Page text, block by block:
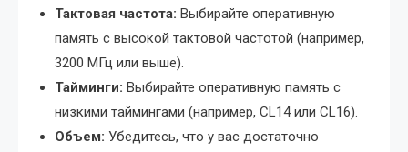
Тактовая частота: Выбирайте оперативную
память с высокой тактовой частотой (например,
3200 МГц или выше).
Тайминги: Выбирайте оперативную память с
низкими таймингами (например, CL14 или CL16).
Объем: Убедитесь, что у вас достаточно